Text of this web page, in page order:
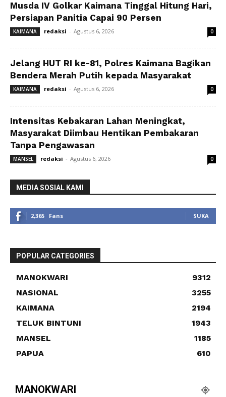
Musda IV Golkar Kaimana Tinggal Hitung Hari,
Persiapan Panitia Capai 90 Persen
KAIMANA redaksi - Agustus 6, 2026 0
Jelang HUT RI ke-81, Polres Kaimana Bagikan
Bendera Merah Putih kepada Masyarakat
KAIMANA redaksi - Agustus 6, 2026 0
Intensitas Kebakaran Lahan Meningkat,
Masyarakat Diimbau Hentikan Pembakaran
Tanpa Pengawasan
MANSEL redaksi - Agustus 6, 2026 0
MEDIA SOSIAL KAMI
2,365 Fans SUKA
POPULAR CATEGORIES
MANOKWARI
9312
NASIONAL
3255
KAIMANA
2194
TELUK BINTUNI
1943
MANSEL
1185
PAPUA
610
MANOKWARI